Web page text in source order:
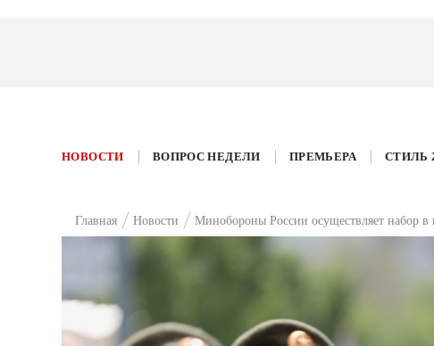
НОВОСТИ ВОПРОС НЕДЕЛИ ПРЕМЬЕРА СТИЛЬ
Главная Новости Минобороны России осуществляет набор в